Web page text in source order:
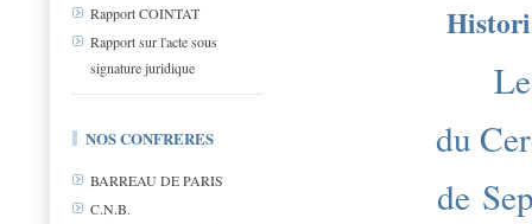
Rapport COINTAT
Rapport sur l'acte sous
signature juridique
NOS CONFRERES
BARREAU DE PARIS
C.N.B.
du
de